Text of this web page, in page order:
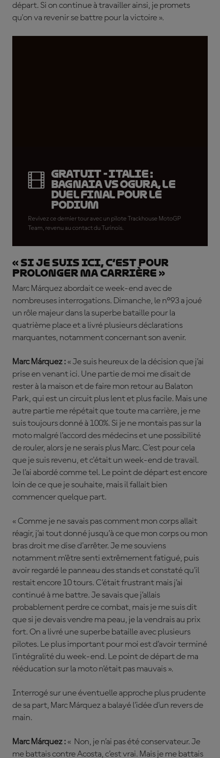
départ. Si on continue à travailler ainsi, je promets
qu'on va revenir se battre pour la victoire ».
GRATUIT - Italie :
Bagnaia vs Ogura, le
duel final pour le
podium
Revivez ce dernier tour avec un pilote Trackhouse MotoGP
Team, revenu au contact du Turinois.
« Si je suis ici, c’est pour
prolonger ma carrière »
Marc Márquez abordait ce week-end avec de
nombreuses interrogations. Dimanche, le n°93 a joué
un rôle majeur dans la superbe bataille pour la
quatrième place et a livré plusieurs déclarations
marquantes, notamment concernant son avenir.
Marc Márquez : « Je suis heureux de la décision que j’ai
prise en venant ici. Une partie de moi me disait de
rester à la maison et de faire mon retour au Balaton
Park, qui est un circuit plus lent et plus facile. Mais une
autre partie me répétait que toute ma carrière, je me
suis toujours donné à 100%. Si je ne montais pas sur la
moto malgré l’accord des médecins et une possibilité
de rouler, alors je ne serais plus Marc. C’est pour cela
que je suis revenu, et c'était un week-end de travail.
Je l’ai abordé comme tel. Le point de départ est encore
loin de ce que je souhaite, mais il fallait bien
commencer quelque part.
« Comme je ne savais pas comment mon corps allait
réagir, j’ai tout donné jusqu’à ce que mon corps ou mon
bras droit me dise d'arrêter. Je me souviens
notamment m’être senti extrêmement fatigué, puis
avoir regardé le panneau des stands et constaté qu’il
restait encore 10 tours. C’était frustrant mais j’ai
continué à me battre. Je savais que j’allais
probablement perdre ce combat, mais je me suis dit
que si je devais vendre ma peau, je la vendrais au prix
fort. On a livré une superbe bataille avec plusieurs
pilotes. Le plus important pour moi est d’avoir terminé
l’intégralité du week-end. Le point de départ de ma
rééducation sur la moto n’était pas mauvais ».
Interrogé sur une éventuelle approche plus prudente
de sa part, Marc Márquez a balayé l’idée d’un revers de
main.
Marc Márquez : « Non, je n’ai pas été conservateur. Je
me battais contre Acosta, c’est vrai. Mais je me battais